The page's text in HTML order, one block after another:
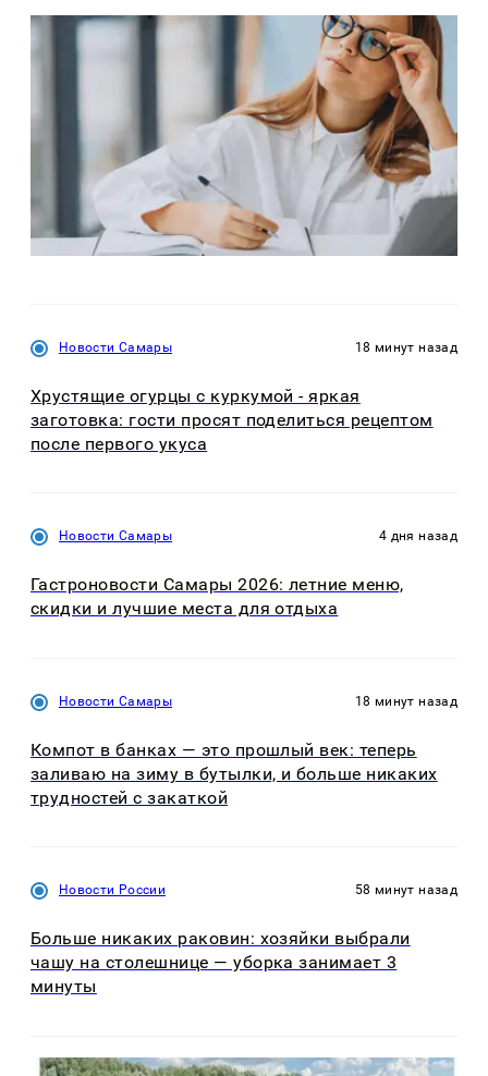
Новости Самары 18 минут назад
Хрустящие огурцы с куркумой - яркая
заготовка: гости просят поделиться рецептом
после первого укуса
Новости Самары 4 дня назад
Гастроновости Самары 2026: летние меню,
скидки и лучшие места для отдыха
Новости Самары 18 минут назад
Компот в банках — это прошлый век: теперь
заливаю на зиму в бутылки, и больше никаких
трудностей с закаткой
Новости России 58 минут назад
Больше никаких раковин: хозяйки выбрали
чашу на столешнице — уборка занимает 3
минуты